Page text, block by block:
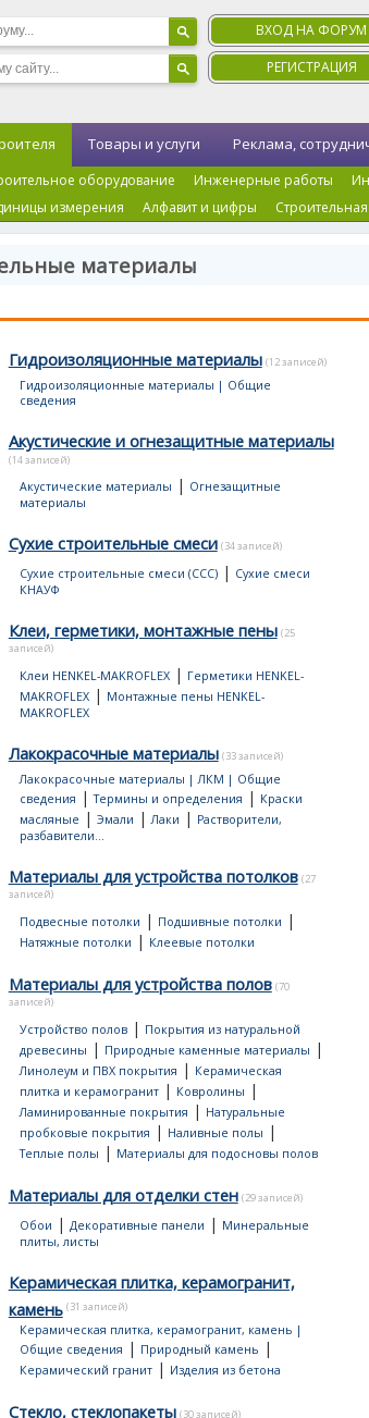
ВХОД НА ФОРУМ
РЕГИСТРАЦИЯ
оборудование Инженерные работы
измерения Алфавит и цифры
Товары и услуги Реклама,
материалы
Гидроизоляционные материалы (12 записей)
Гидроизоляционные материалы | Общие
сведения
Акустические и огнезащитные материалы
(14 записей)
Акустические материалы | Огнезащитные
материалы
Сухие строительные смеси (34 записей)
Сухие строительные смеси (ССС)| Сухие смеси
КНАУФ
Клеи, герметики, монтажные пены (25
записей)
Клеи HENKEL-MAKROFLEX| Герметики HENKEL-
MAKROFLEX| Монтажные пены HENKEL-
MAKROFLEX
Лакокрасочные материалы (33 записей)
Лакокрасочные материалы | ЛКМ | Общие
сведения |Термины и определения | Краски
масляные | Эмали |Лаки | Растворители,
разбавители...
Материалы для устройства потолков (27
записей)
Подвесные потолки | Подшивные потолки |
Натяжные потолки | Клеевые потолки
Материалы для устройства полов (70
записей)
Устройство полов| Покрытия из натуральной
древесины | Природные каменные материалы |
Линолеум и ПВХ покрытия | Керамическая
плитка и керамогранит| Ковролины |
Ламинированные покрытия | Натуральные
пробковые покрытия | Наливные полы |
Теплые полы | Материалы для подосновы полов
Материалы для отделки стен (29 записей)
Обои | Декоративные панели | Минеральные
плиты, листы
Керамическая плитка, керамогранит,
камень (31 записей)
Керамическая плитка, керамогранит, камень |
Общие сведения | Природный камень |
Керамический гранит| Изделия из бетона
Стекло, стеклопакеты (30 записей)